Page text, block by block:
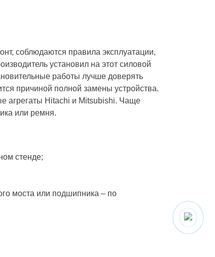
соблюдаются правила эксплуатации,
установил на этот силовой
работы лучше доверять
причиной полной замены устройства.
агрегаты Hitachi и Mitsubishi. Чаще
или ремня.
стенде;
моста или подшипника – по